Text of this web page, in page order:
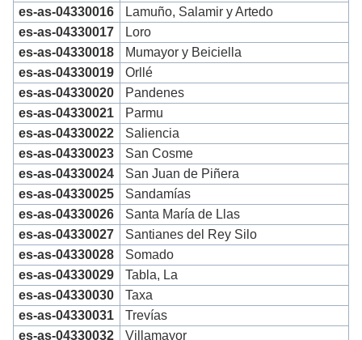
es-as-04330016
Lamuño, Salamir y Artedo
es-as-04330017
Loro
es-as-04330018
Mumayor y Beiciella
es-as-04330019
Orllé
es-as-04330020
Pandenes
es-as-04330021
Parmu
es-as-04330022
Saliencia
es-as-04330023
San Cosme
es-as-04330024
San Juan de Piñera
es-as-04330025
Sandamías
es-as-04330026
Santa María de Llas
es-as-04330027
Santianes del Rey Silo
es-as-04330028
Somado
es-as-04330029
Tabla, La
es-as-04330030
Taxa
es-as-04330031
Trevías
es-as-04330032
Villamayor